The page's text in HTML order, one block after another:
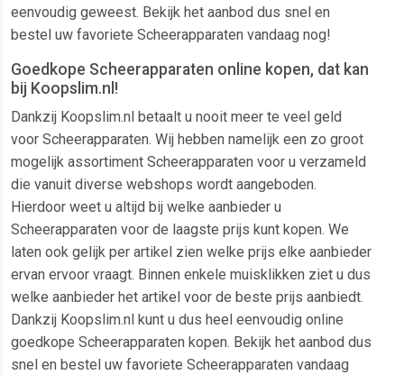
eenvoudig geweest. Bekijk het aanbod dus snel en
bestel uw favoriete Scheerapparaten vandaag nog!
Goedkope Scheerapparaten online kopen, dat kan
bij Koopslim.nl!
Dankzij Koopslim.nl betaalt u nooit meer te veel geld
voor Scheerapparaten. Wij hebben namelijk een zo groot
mogelijk assortiment Scheerapparaten voor u verzameld
die vanuit diverse webshops wordt aangeboden.
Hierdoor weet u altijd bij welke aanbieder u
Scheerapparaten voor de laagste prijs kunt kopen. We
laten ook gelijk per artikel zien welke prijs elke aanbieder
ervan ervoor vraagt. Binnen enkele muisklikken ziet u dus
welke aanbieder het artikel voor de beste prijs aanbiedt.
Dankzij Koopslim.nl kunt u dus heel eenvoudig online
goedkope Scheerapparaten kopen. Bekijk het aanbod dus
snel en bestel uw favoriete Scheerapparaten vandaag